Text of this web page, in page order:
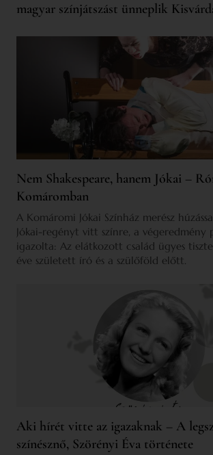
magyar színjátszást ünneplik
Nem Shakespeare, hanem Jókai –
Komáromban
A Komáromi Jókai Színház merész
Jókai-regényt vitt színre, a végeredmény
igazolta: Az elátkozott család ügyes
éve született író és a szülőföld előtt.
Aki hírét vitte az igazaknak – A
színésznő, Szörényi Éva története